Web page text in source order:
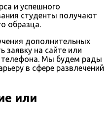
и успешного
студенты получают
образца.
дополнительных
заявку на сайте или
телефона. Мы будем рады
в сфере развлечений
или